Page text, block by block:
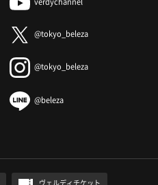
@tokyo_beleza
@tokyo_beleza
@beleza
ヴェルディチケット